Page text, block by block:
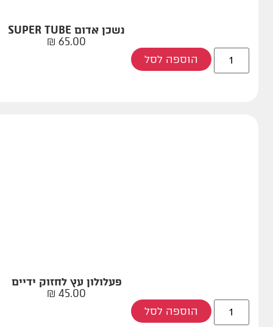
נשכן אדום SUPER TUBE
65.00
₪
הוספה לסל
פעלולון עץ לחזוק ידיים
45.00
₪
הוספה לסל